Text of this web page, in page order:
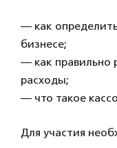
— как
бизнесе;
— как правильно
расходы;
— что такое
Для участия